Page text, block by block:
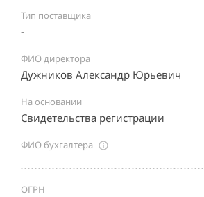
Тип поставщика
-
ФИО директора
Дужников Александр Юрьевич
На основании
Свидетельства регистрации
ФИО бухгалтера
ОГРН